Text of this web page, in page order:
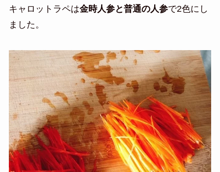
キャロットラペは金時人参と普通の人参で2色にし
ました。